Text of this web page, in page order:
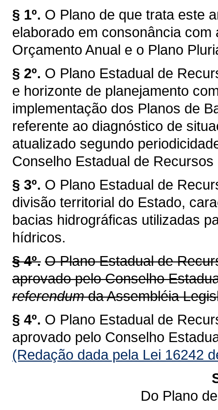
§ 1º. O Plano de que trata este
elaborado em consonância
Orçamento Anual e o Plano
§ 2º. O Plano Estadual de
e horizonte de planejamento
implementação dos Planos de
referente ao diagnóstico de
atualizado segundo
Conselho Estadual de
§ 3º. O Plano Estadual de
divisão territorial do Estado,
bacias hidrográficas utilizadas
hídricos.
§ 4º. O Plano Estadual de
aprovado pelo Conselho
referendumda Assembléia
§ 4º. O Plano Estadual de
aprovado pelo Conselho
(Redação dada pela Lei 16242
Do Plano